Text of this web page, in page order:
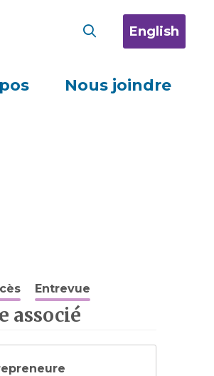
English
Nous joindre
Entrevue
associé